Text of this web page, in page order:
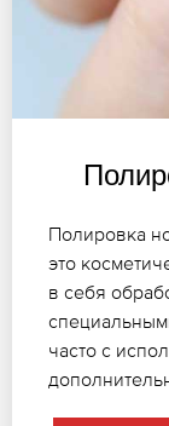
Полировка
это
в себя
часто с